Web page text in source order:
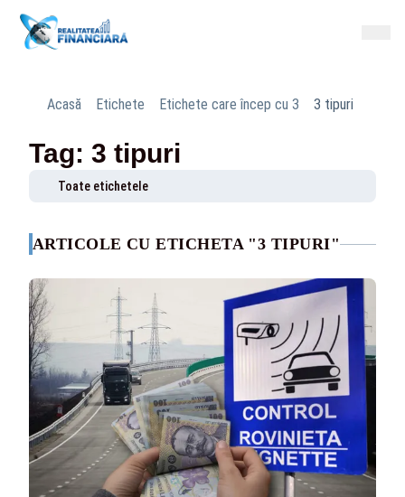
Acasă Etichete Etichete care încep cu 3 3 tipuri
Tag: 3 tipuri
Toate etichetele
ARTICOLE CU ETICHETA "3 TIPURI"